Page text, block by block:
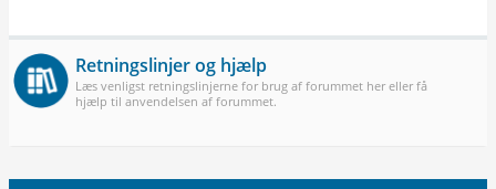
Retningslinjer og hjælp
Læs venligst retningslinjerne for brug af forummet her eller få
hjælp til anvendelsen af forummet.